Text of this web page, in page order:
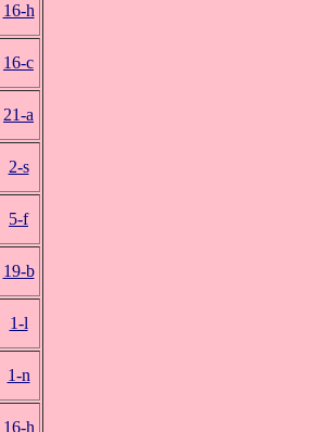
16-h
16-c
21-a
2-s
5-f
19-b
1-l
1-n
16-h